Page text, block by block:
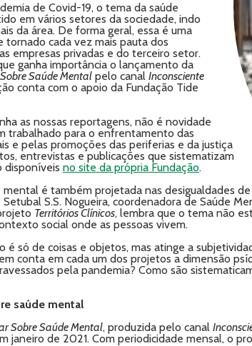
de Covid-19, o tema da saúde
em vários setores da sociedade, indo
da área. De forma geral, essa é uma
tornado cada vez mais pauta dos
empresas privadas e do terceiro setor.
ganha importância o lançamento da
Saúde Mental pelo canal Inconsciente
conta com o apoio da Fundação Tide
as nossas reportagens, não é novidade
trabalhado para o enfrentamento das
e pelas promoções das periferias e da justiça
entrevistas e publicações que sistematizam
disponíveis no site da própria Fundação.
mental é também projetada nas desigualdades de
S.S. Nogueira, coordenadora de Saúde
Territórios Clínicos, lembra que o tema não
social onde as pessoas vivem.
é só de coisas e objetos, mas atinge a
conta em cada um dos projetos a dimensão
pela pandemia? Como são
saúde mental
Sobre Saúde Mental, produzida pelo canal
janeiro de 2021. Com periodicidade mensal, o